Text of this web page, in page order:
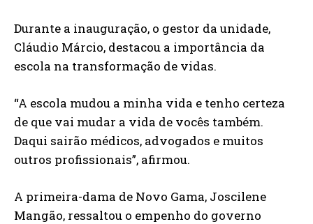
Durante a inauguração, o gestor da unidade,
Cláudio Márcio, destacou a importância da
escola na transformação de vidas.
“A escola mudou a minha vida e tenho certeza
de que vai mudar a vida de vocês também.
Daqui sairão médicos, advogados e muitos
outros profissionais”, afirmou.
A primeira-dama de Novo Gama, Joscilene
Mangão, ressaltou o empenho do governo